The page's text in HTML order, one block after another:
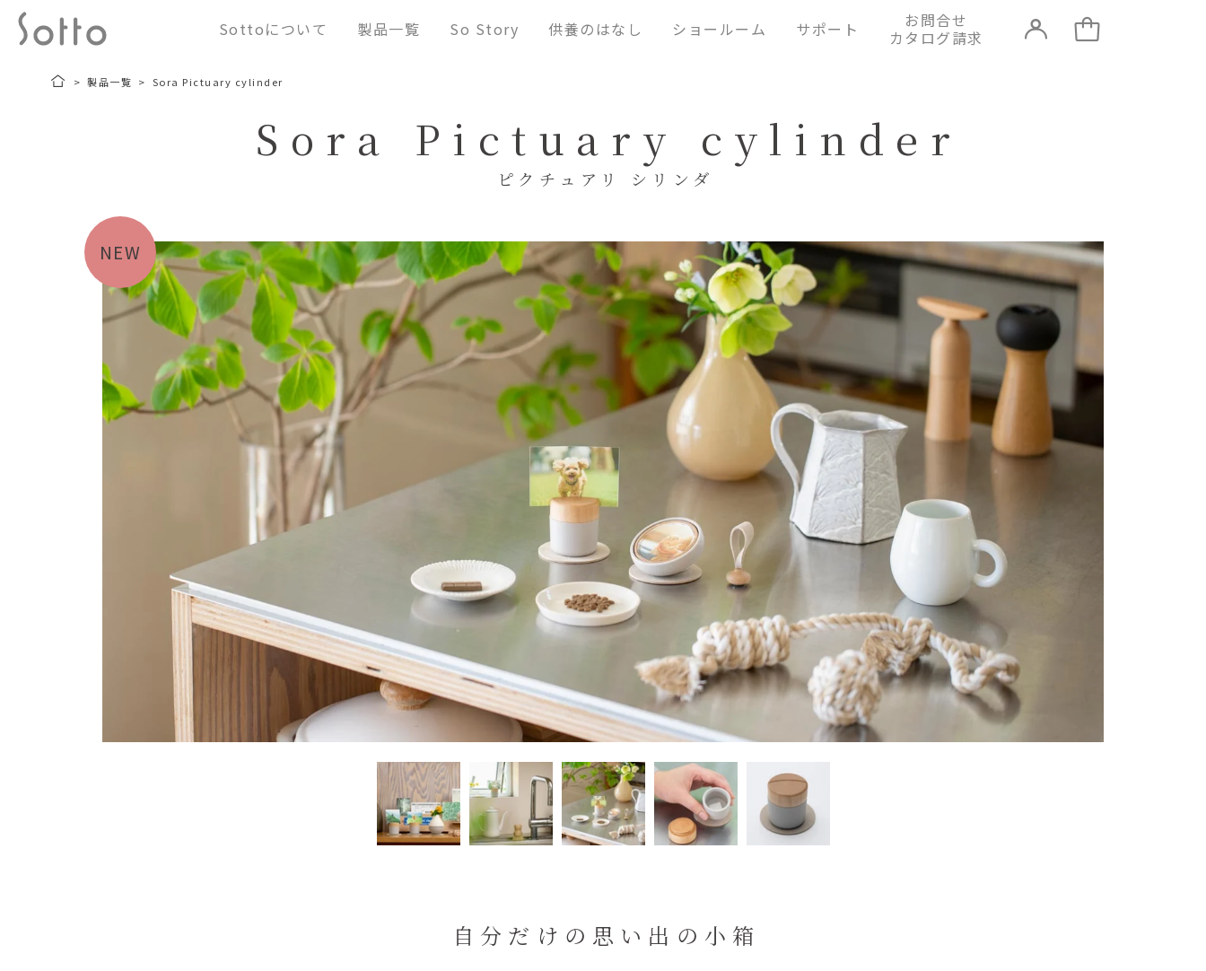
Sottoについて 製品一覧 So Story 供養の はなし ショー ルーム サポート
お問合せ
カタログ請求
製品一覧 Sora Pictuary cylinder
Sora Pictuary cylinder
ピクチュアリ シリンダ
NEW
自分だけの思い出の小箱